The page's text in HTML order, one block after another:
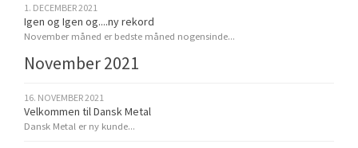
1. DECEMBER 2021
Igen og Igen og....ny rekord
November måned er bedste måned nogensinde...
November 2021
16. NOVEMBER 2021
Velkommen til Dansk Metal
Dansk Metal er ny kunde...